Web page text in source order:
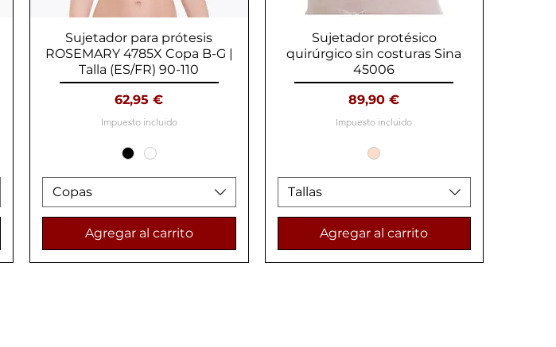
Vista rápida
Sujetador para prótesis
ROSEMARY 4785X Copa B-G |
Talla (ES/FR) 90-110
Precio
62,95 €
Impuesto incluido
Copas
Agregar al carrito
Vista rápida
Sujetador protésico
quirúrgico sin costuras Sina
45006
Precio
89,90 €
Impuesto incluido
Tallas
Agregar al carrito